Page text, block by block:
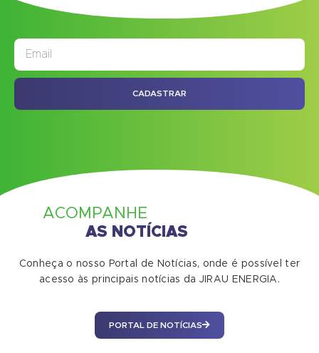
CADASTRAR
ACOMPANHE
AS NOTÍCIAS
Conheça o nosso Portal de Notícias, onde é possível ter
acesso às principais notícias da JIRAU ENERGIA.
PORTAL DE NOTÍCIAS